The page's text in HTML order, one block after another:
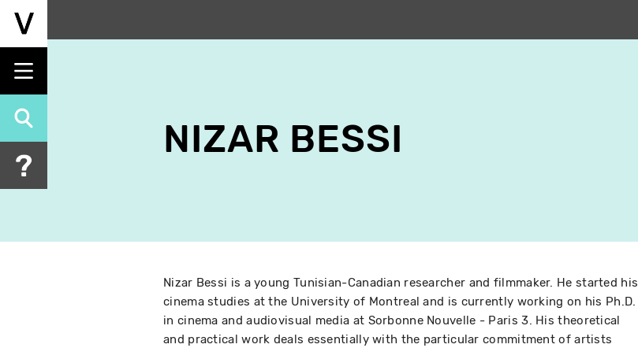
Aller
principal
NIZAR BESSI
Nizar Bessi is a young Tunisian-Canadian researcher and filmmaker. He started his
cinema studies at the University of Montreal and is currently working on his Ph.D.
in cinema and audiovisual media at Sorbonne Nouvelle - Paris 3. His theoretical
and practical work deals essentially with the particular commitment of artists